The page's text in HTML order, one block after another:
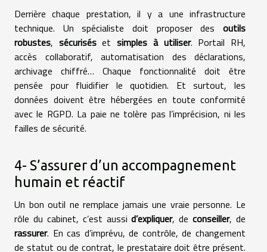
Derrière chaque prestation, il y a une infrastructure
technique. Un spécialiste doit proposer des outils
robustes, sécurisésetsimples à utiliser. Portail RH,
accès collaboratif, automatisation des déclarations,
archivage chiffré… Chaque fonctionnalité doit être
pensée pour fluidifier le quotidien. Et surtout, les
données doivent être hébergées en toute conformité
avec le RGPD. La paie ne tolère pas l’imprécision, ni les
failles de sécurité.
4- S’assurer d’un accompagnement
humain et réactif
Un bon outil ne remplace jamais une vraie personne. Le
rôle du cabinet, c’est aussid’expliquer, deconseiller, de
rassurer. En cas d’imprévu, de contrôle, de changement
de statut ou de contrat, le prestataire doit être présent.